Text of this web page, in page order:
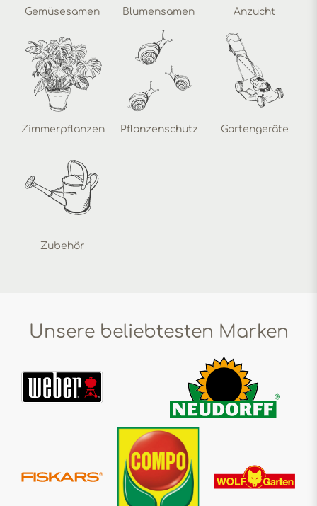
Gemüsesamen Blumensamen Anzucht
Zimmerpflanzen Pflanzenschutz Gartengeräte
Zubehör
Unsere beliebtesten Marken